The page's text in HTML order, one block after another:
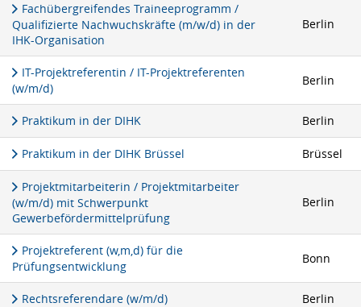
Fachübergreifendes Traineeprogramm /
Qualifizierte Nachwuchskräfte (m/w/d) in der
IHK-Organisation
Berlin
IT-Projektreferentin / IT-Projektreferenten
(w/m/d)
Berlin
Praktikum in der DIHK Berlin
Praktikum in der DIHK Brüssel Brüssel
Projektmitarbeiterin / Projektmitarbeiter
(w/m/d) mit Schwerpunkt
Gewerbefördermittelprüfung
Berlin
Projektreferent (w,m,d) für die
Prüfungsentwicklung
Bonn
Rechtsreferendare (w/m/d) Berlin